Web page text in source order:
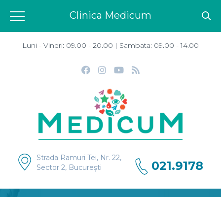
Luni - Vineri: 09.00 - 20.00 | Sambata: 09.00 - 14.00
Strada Ramuri Tei, Nr. 22,
Sector 2, București
021.9178
Clinica Medicum